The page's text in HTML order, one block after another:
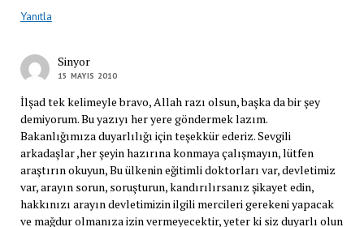
Yanıtla
Sinyor
15 MAYIS 2010
İlşad tek kelimeyle bravo, Allah razı olsun, başka da bir şey
demiyorum. Bu yazıyı her yere göndermek lazım.
Bakanlığımıza duyarlılığı için teşekkür ederiz. Sevgili
arkadaşlar ,her şeyin hazırına konmaya çalışmayın, lütfen
araştırın okuyun, Bu ülkenin eğitimli doktorları var, devletimiz
var, arayın sorun, soruşturun, kandırılırsanız şikayet edin,
hakkınızı arayın devletimizin ilgili mercileri gerekeni yapacak
ve mağdur olmanıza izin vermeyecektir, yeter ki siz duyarlı olun